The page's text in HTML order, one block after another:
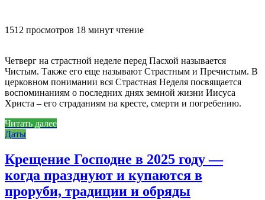
1512 просмотров 18 минут чтение
Четверг на страстной неделе перед Пасхой называется
Чистым. Также его еще называют Страстным и Пречистым. В
церковном понимании вся Страстная Неделя посвящается
воспоминаниям о последних днях земной жизни Иисуса
Христа – его страданиям на кресте, смерти и погребению.
Читать далее
Даты
Крещение Господне в 2025 году —
когда празднуют и купаются в
проруби, традиции и обряды